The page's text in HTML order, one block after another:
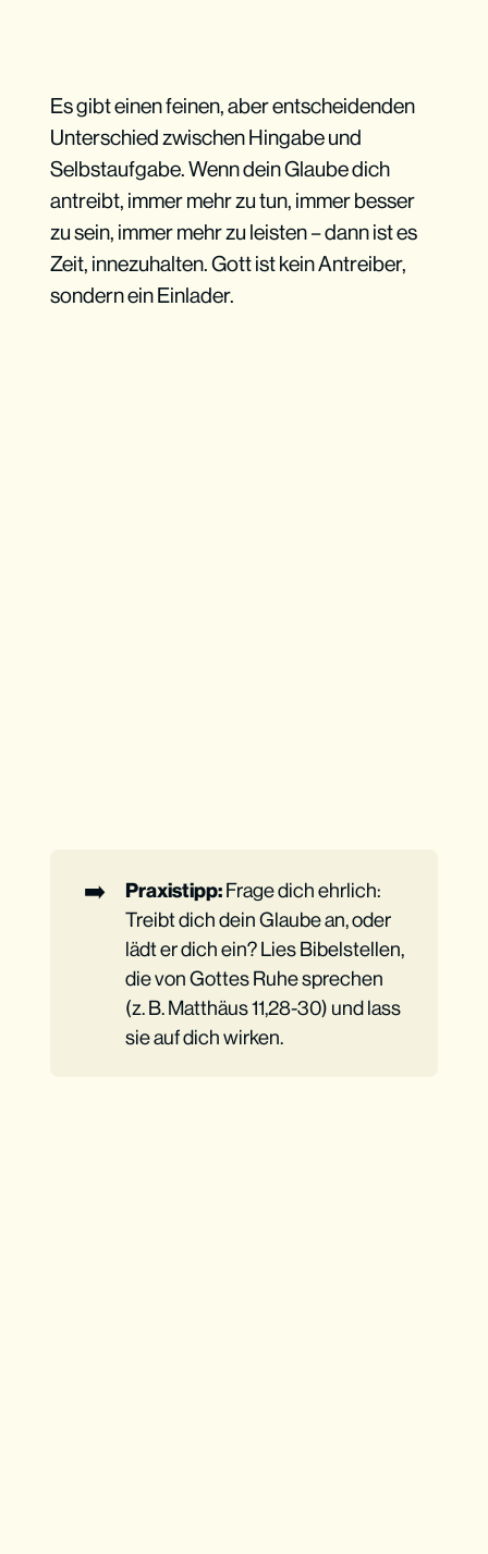
Es gibt einen feinen, aber entscheidenden
Unterschied zwischen Hingabe und
Selbstaufgabe. Wenn dein Glaube dich
antreibt, immer mehr zu tun, immer besser
zu sein, immer mehr zu leisten – dann ist es
Zeit, innezuhalten. Gott ist kein Antreiber,
sondern ein Einlader.
➡️ Praxistipp:Frage dich ehrlich:
Treibt dich dein Glaube an, oder
lädt er dich ein? Lies Bibelstellen,
die von Gottes Ruhe sprechen
(z. B. Matthäus 11,28-30) und lass
sie auf dich wirken.